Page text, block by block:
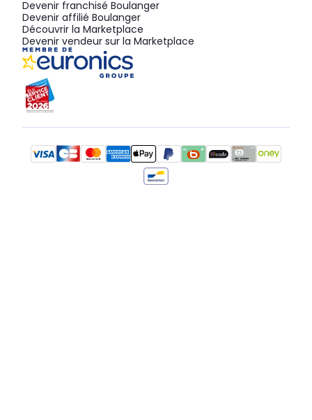
Devenir franchisé Boulanger
Devenir affilié Boulanger
Découvrir la Marketplace
Devenir vendeur sur la Marketplace